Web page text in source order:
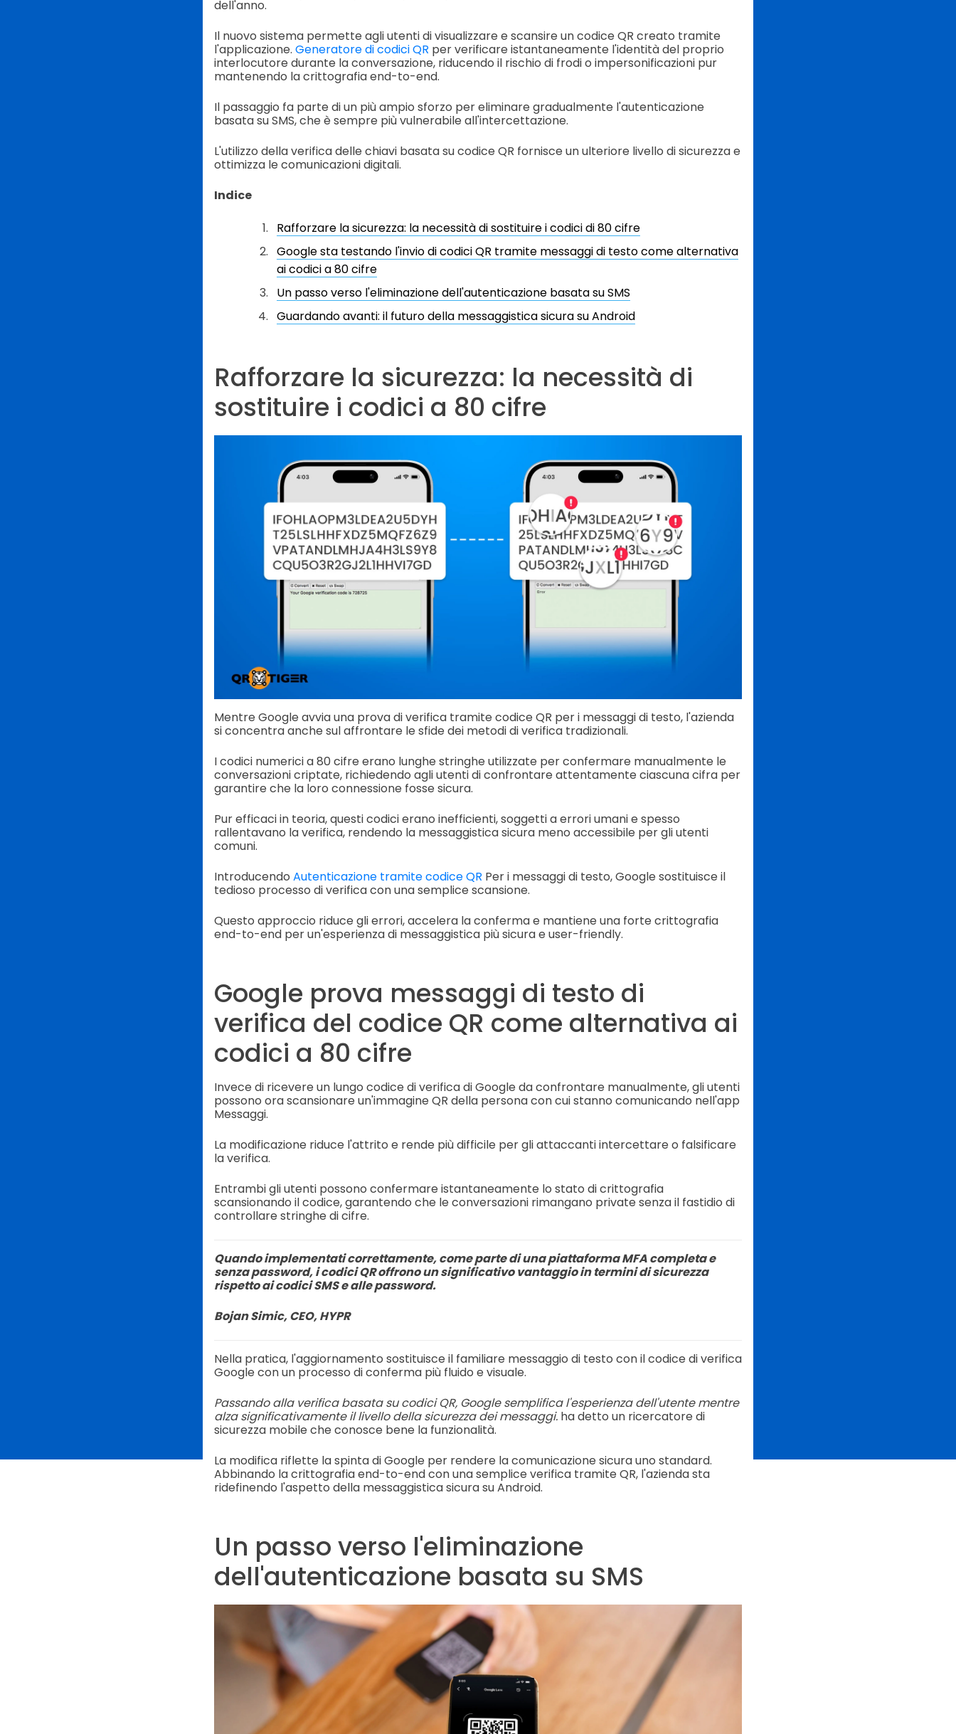
dell'anno.
Il nuovo sistema permette agli utenti di visualizzare e scansire un codice QR creato tramite
l'applicazione. Generatore di codici QR per verificare istantaneamente l'identità del proprio
interlocutore durante la conversazione, riducendo il rischio di frodi o impersonificazioni pur
mantenendo la crittografia end-to-end.
Il passaggio fa parte di un più ampio sforzo per eliminare gradualmente l'autenticazione
basata su SMS, che è sempre più vulnerabile all'intercettazione.
L'utilizzo della verifica delle chiavi basata su codice QR fornisce un ulteriore livello di sicurezza e
ottimizza le comunicazioni digitali.
Indice
Rafforzare la sicurezza: la necessità di sostituire i codici di 80 cifre
Google sta testando l'invio di codici QR tramite messaggi di testo come alternativa
ai codici a 80 cifre
Un passo verso l'eliminazione dell'autenticazione basata su SMS
Guardando avanti: il futuro della messaggistica sicura su Android
Rafforzare la sicurezza: la necessità di
sostituire i codici a 80 cifre
Mentre Google avvia una prova di verifica tramite codice QR per i messaggi di testo, l'azienda
si concentra anche sul affrontare le sfide dei metodi di verifica tradizionali.
I codici numerici a 80 cifre erano lunghe stringhe utilizzate per confermare manualmente le
conversazioni criptate, richiedendo agli utenti di confrontare attentamente ciascuna cifra per
garantire che la loro connessione fosse sicura.
Pur efficaci in teoria, questi codici erano inefficienti, soggetti a errori umani e spesso
rallentavano la verifica, rendendo la messaggistica sicura meno accessibile per gli utenti
comuni.
Introducendo Autenticazione tramite codice QR Per i messaggi di testo, Google sostituisce il
tedioso processo di verifica con una semplice scansione.
Questo approccio riduce gli errori, accelera la conferma e mantiene una forte crittografia
end-to-end per un'esperienza di messaggistica più sicura e user-friendly.
Google prova messaggi di testo di
verifica del codice QR come alternativa ai
codici a 80 cifre
Invece di ricevere un lungo codice di verifica di Google da confrontare manualmente, gli utenti
possono ora scansionare un'immagine QR della persona con cui stanno comunicando nell'app
Messaggi.
La modificazione riduce l'attrito e rende più difficile per gli attaccanti intercettare o falsificare
la verifica.
Entrambi gli utenti possono confermare istantaneamente lo stato di crittografia
scansionando il codice, garantendo che le conversazioni rimangano private senza il fastidio di
controllare stringhe di cifre.
Quando implementati correttamente, come parte di una piattaforma MFA completa e
senza password, i codici QR offrono un significativo vantaggio in termini di sicurezza
rispetto ai codici SMS e alle password.
Bojan Simic, CEO, HYPR
Nella pratica, l'aggiornamento sostituisce il familiare messaggio di testo con il codice di verifica
Google con un processo di conferma più fluido e visuale.
Passando alla verifica basata su codici QR, Google semplifica l'esperienza dell'utente mentre
alza significativamente il livello della sicurezza dei messaggi. ha detto un ricercatore di
sicurezza mobile che conosce bene la funzionalità.
La modifica riflette la spinta di Google per rendere la comunicazione sicura uno standard.
Abbinando la crittografia end-to-end con una semplice verifica tramite QR, l'azienda sta
ridefinendo l'aspetto della messaggistica sicura su Android.
Un passo verso l'eliminazione
dell'autenticazione basata su SMS